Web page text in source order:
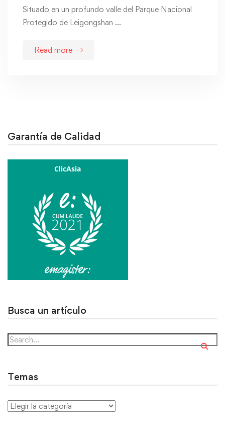
Situado en un profundo valle del Parque Nacional
Protegido de Leigongshan …
Read more
Garantía de Calidad
Busca un artículo
Temas